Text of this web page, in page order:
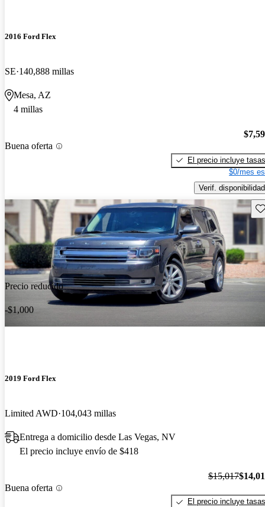
2016 Ford Flex
SE 140,888 millas
Mesa, AZ
4 millas
Buena oferta
El precio incluye tasas
$0/mes
Verif. disponibilidad
Precio reducido
-$1,000
2019 Ford Flex
Limited AWD 104,043 millas
Entrega a domicilio desde Las Vegas, NV
El precio incluye envío de $418
Buena oferta
$15,017
El precio incluye tasas